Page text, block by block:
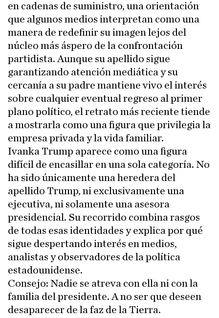
en cadenas de suministro, una orientación
que algunos medios interpretan como una
manera de redefinir su imagen lejos del
núcleo más áspero de la confrontación
partidista. Aunque su apellido sigue
garantizando atención mediática y su
cercanía a su padre mantiene vivo el interés
sobre cualquier eventual regreso al primer
plano político, el retrato más reciente tiende
a mostrarla como una figura que privilegia la
empresa privada y la vida familiar.
Ivanka Trump aparece como una figura
difícil de encasillar en una sola categoría. No
ha sido únicamente una heredera del
apellido Trump, ni exclusivamente una
ejecutiva, ni solamente una asesora
presidencial. Su recorrido combina rasgos
de todas esas identidades y explica por qué
sigue despertando interés en medios,
analistas y observadores de la política
estadounidense.
Consejo: Nadie se atreva con ella ni con la
familia del presidente. A no ser que deseen
desaparecer de la faz de la Tierra.